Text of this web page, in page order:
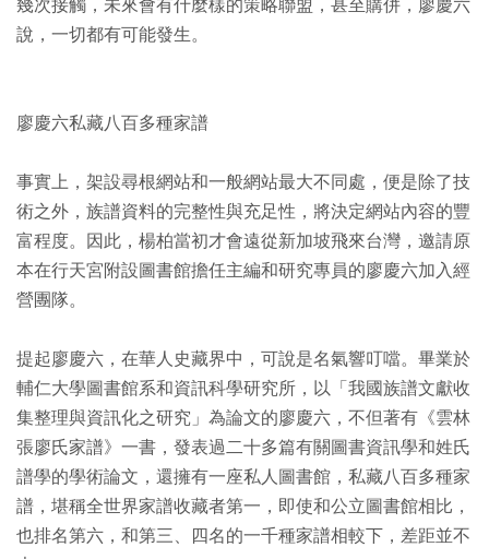
幾次接觸，未來會有什麼樣的策略聯盟，甚至購併，廖慶六
說，一切都有可能發生。
廖慶六私藏八百多種家譜
事實上，架設尋根網站和一般網站最大不同處，便是除了技
術之外，族譜資料的完整性與充足性，將決定網站內容的豐
富程度。因此，楊柏當初才會遠從新加坡飛來台灣，邀請原
本在行天宮附設圖書館擔任主編和研究專員的廖慶六加入經
營團隊。
提起廖慶六，在華人史藏界中，可說是名氣響叮噹。畢業於
輔仁大學圖書館系和資訊科學研究所，以「我國族譜文獻收
集整理與資訊化之研究」為論文的廖慶六，不但著有《雲林
張廖氏家譜》一書，發表過二十多篇有關圖書資訊學和姓氏
譜學的學術論文，還擁有一座私人圖書館，私藏八百多種家
譜，堪稱全世界家譜收藏者第一，即使和公立圖書館相比，
也排名第六，和第三、四名的一千種家譜相較下，差距並不